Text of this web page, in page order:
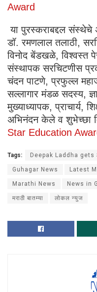
Award
या पुरस्कराबद्दल संस्थेचे
डॉ. रमणलाल तलाठी,
विनोद बेंडखळे, विश्वस्त
संस्थापक सरचिटणीस
चंदन पाटणे, प्रफुल्ल
सल्लागार मंडळ सदस्य,
मुख्याध्यापक, प्राचार्य,
अभिनंदन केले व शुभेच्छा
Star Education
Tags: Deepak Laddha gets
Guhagar News Latest
Marathi News News in
मराठी बातम्या लोकल न्युज